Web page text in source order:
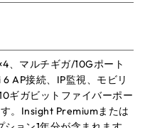
、マルチギガ/10Gポート
AP接続、IP監視、モビリ
ギガビットファイバーポー
。Insight Premiumまたは